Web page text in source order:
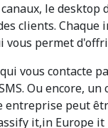
le desktop
clients.
vous permet
vous contacte
Ou encore, un
peut
it,in Europe